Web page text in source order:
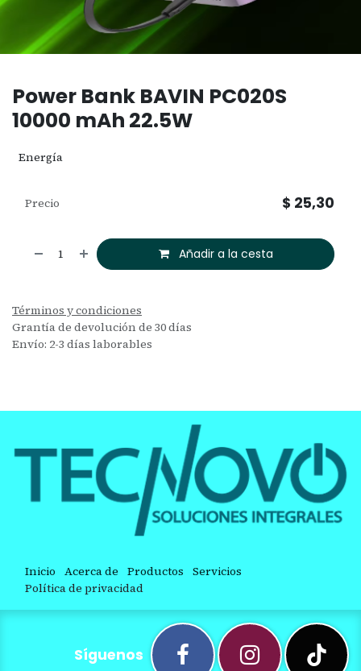
Power Bank BAVIN PC020S
10000 mAh 22.5W
Energía
Añadir a la cesta
Precio $ 25,30
Términos y condiciones
Grantía de devolución de 30 días
Envío: 2-3 días laborables
Inicio Acerca de Productos Servicios
Política de privacidad
Síguenos